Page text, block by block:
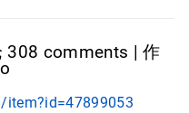
308 comments | 作